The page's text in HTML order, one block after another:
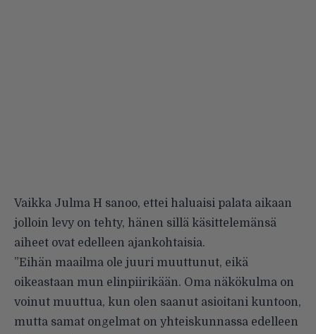
Vaikka Julma H sanoo, ettei haluaisi palata aikaan
jolloin levy on tehty, hänen sillä käsittelemänsä
aiheet ovat edelleen ajankohtaisia.
”Eihän maailma ole juuri muuttunut, eikä
oikeastaan mun elinpiirikään. Oma näkökulma on
voinut muuttua, kun olen saanut asioitani kuntoon,
mutta samat ongelmat on yhteiskunnassa edelleen